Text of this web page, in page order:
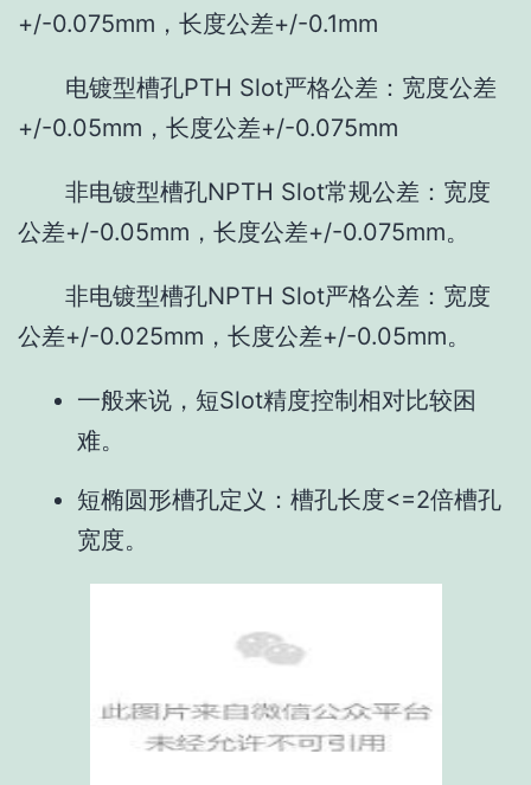
+/-0.075mm，长度公差+/-0.1mm
电镀型槽孔PTH Slot严格公差：宽度公差
+/-0.05mm，长度公差+/-0.075mm
非电镀型槽孔NPTH Slot常规公差：宽度
公差+/-0.05mm，长度公差+/-0.075mm。
非电镀型槽孔NPTH Slot严格公差：宽度
公差+/-0.025mm，长度公差+/-0.05mm。
一般来说，短Slot精度控制相对比较困
难。
短椭圆形槽孔定义：槽孔长度<=2倍槽孔
宽度。